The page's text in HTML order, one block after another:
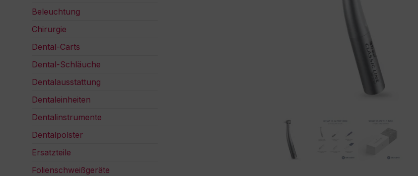
Beleuchtung
Chirurgie
Dental-Carts
Dental-Schläuche
Dentalausstattung
Dentaleinheiten
Dentalinstrumente
Dentalpolster
Ersatzteile
Folienschweißgeräte